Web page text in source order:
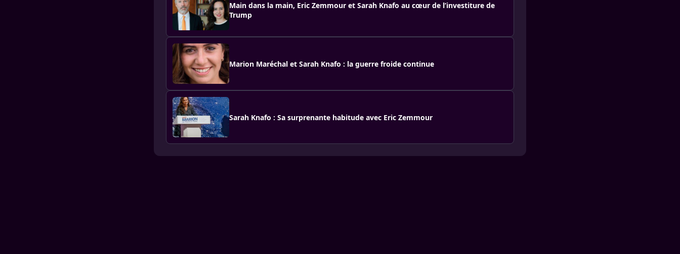
Main dans la main, Eric Zemmour et Sarah Knafo au cœur de l’investiture de
Trump
Marion Maréchal et Sarah Knafo : la guerre froide continue
Sarah Knafo : Sa surprenante habitude avec Eric Zemmour